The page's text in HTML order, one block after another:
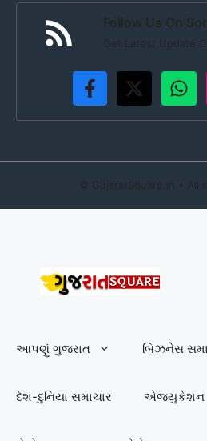
Follow Us On
Get Latest Update
© GujaratSquare.in • All
આપણું ગુજરાત બિઝનેસ
દેશ-દુનિયા સમાચાર એજ્યુકેશન